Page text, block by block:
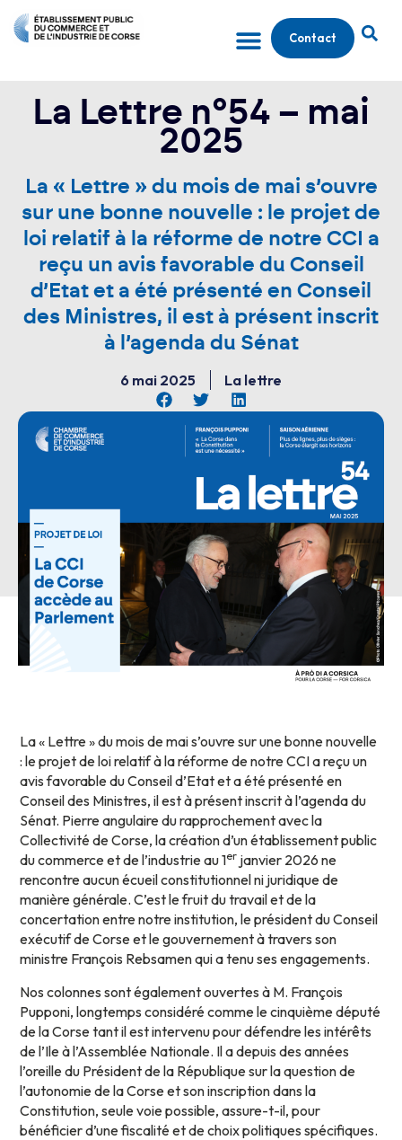
Contact
La Lettre n°54 – mai
2025
La « Lettre » du mois de mai s’ouvre
sur une bonne nouvelle : le projet de
loi relatif à la réforme de notre CCI a
reçu un avis favorable du Conseil
d’Etat et a été présenté en Conseil
des Ministres, il est à présent inscrit
à l’agenda du Sénat
6 mai 2025 La lettre
La « Lettre » du mois de mai s’ouvre sur une bonne nouvelle
: le projet de loi relatif à la réforme de notre CCI a reçu un
avis favorable du Conseil d’Etat et a été présenté en
Conseil des Ministres, il est à présent inscrit à l’agenda du
Sénat. Pierre angulaire du rapprochement avec la
Collectivité de Corse, la création d’un établissement public
du commerce et de l’industrie au 1er janvier 2026 ne
rencontre aucun écueil constitutionnel ni juridique de
manière générale. C’est le fruit du travail et de la
concertation entre notre institution, le président du Conseil
exécutif de Corse et le gouvernement à travers son
ministre François Rebsamen qui a tenu ses engagements.
Nos colonnes sont également ouvertes à M. François
Pupponi, longtemps considéré comme le cinquième député
de la Corse tant il est intervenu pour défendre les intérêts
de l’Ile à l’Assemblée Nationale. Il a depuis des années
l’oreille du Président de la République sur la question de
l’autonomie de la Corse et son inscription dans la
Constitution, seule voie possible, assure-t-il, pour
bénéficier d’une fiscalité et de choix politiques spécifiques.